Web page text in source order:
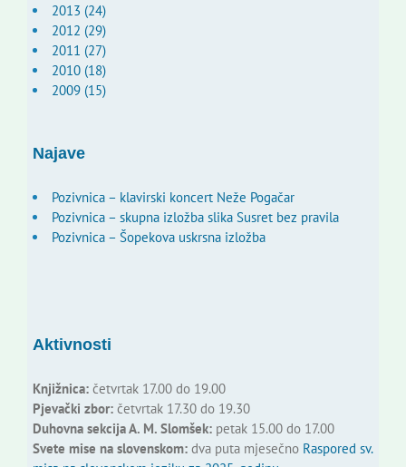
2013 (24)
2012 (29)
2011 (27)
2010 (18)
2009 (15)
Najave
Pozivnica – klavirski koncert Neže Pogačar
Pozivnica – skupna izložba slika Susret bez pravila
Pozivnica – Šopekova uskrsna izložba
Aktivnosti
Knjižnica:četvrtak 17.00 do 19.00
Pjevački zbor:četvrtak 17.30 do 19.30
Duhovna sekcija A. M. Slomšek:petak 15.00 do 17.00
Svete mise na slovenskom:dva puta mjesečno Raspored sv.